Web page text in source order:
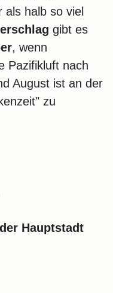
halb so viel
gibt es
, wenn
Pazifikluft nach
August ist an der
zu
Hauptstadt